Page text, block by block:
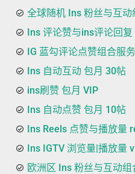
全球随机 Ins 粉丝与互动
Ins 评论赞与ins评论回复
IG 蓝勾评论点赞组合服务
Ins 自动互动 包月 30帖
ins刷赞 包月 VIP
Ins 自动点赞 包月 10帖
Ins Reels 点赞与播放量
Ins IGTV 浏览量|播放量
欧洲区 Ins 粉丝与互动组